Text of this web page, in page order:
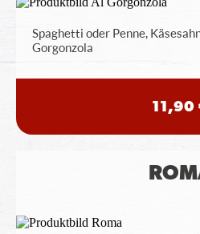
Spaghetti oder Penne,
Gorgonzola
11,90